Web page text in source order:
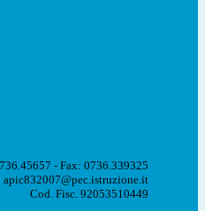
- Fax: 0736.339325
Cod. Fisc. 92053510449